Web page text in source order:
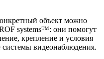
объект можно
systems™: они помогут
крепление и условия
системы видеонаблюдения.